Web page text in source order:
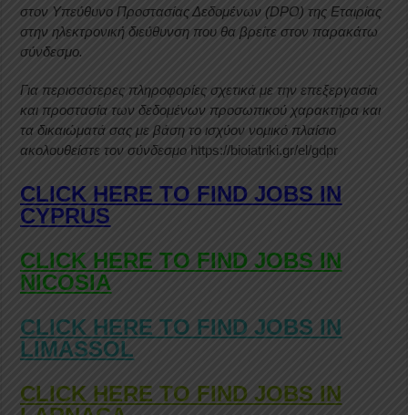
στον Υπεύθυνο Προστασίας Δεδομένων (DPO) της Εταιρίας
στην ηλεκτρονική διεύθυνση που θα βρείτε στον παρακάτω
σύνδεσμο.
Για περισσότερες πληροφορίες σχετικά με την επεξεργασία
και προστασία των δεδομένων προσωπικού χαρακτήρα και
τα δικαιώματά σας με βάση το ισχύον νομικό πλαίσιο
ακολουθείστε τον σύνδεσμο https://bioiatriki.gr/el/gdpr
CLICK HERE TO FIND JOBS IN
CYPRUS
CLICK HERE TO FIND JOBS IN
NICOSIA
CLICK HERE TO FIND JOBS IN
LIMASSOL
CLICK HERE TO FIND JOBS IN